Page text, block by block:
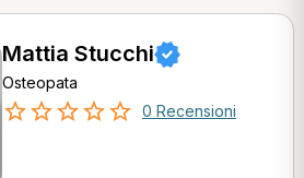
Mattia Stucchi
Osteopata
0 Recensioni